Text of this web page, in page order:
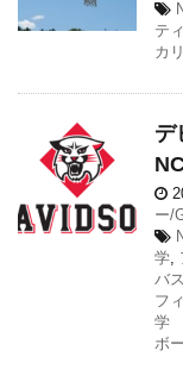
テ
カ
デ
ー/
学,
バ
フ
学
ボ